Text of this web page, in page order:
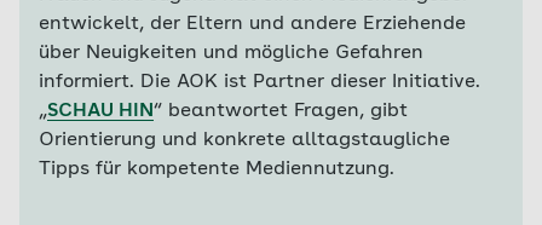
entwickelt, der Eltern und andere Erziehende
über Neuigkeiten und mögliche Gefahren
informiert. Die AOK ist Partner dieser Initiative.
„SCHAU HIN“ beantwortet Fragen, gibt
Orientierung und konkrete alltagstaugliche
Tipps für kompetente Mediennutzung.